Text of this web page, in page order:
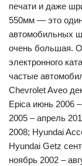
печати и даже
550мм — это
автомобильных
очень большая.
электронного
частые
Chevrolet Aveo
Epica июнь 2006
2005 – апрель
2008; Hyundai
Hyundai Getz
ноябрь 2002 –